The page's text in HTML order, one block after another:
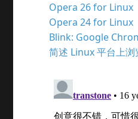
Opera 26 for Linux
Opera 24 for Linux
Blink: Google
简述 Linux 平台上浏